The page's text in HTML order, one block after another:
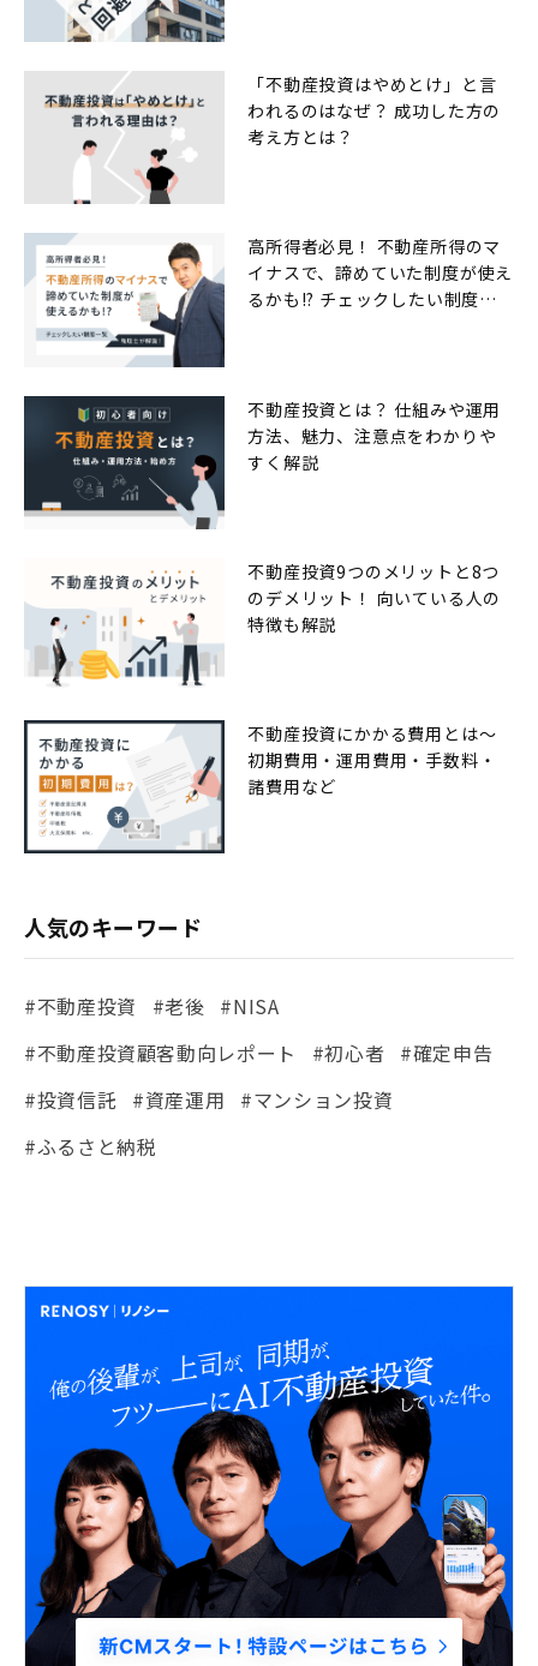
「不動産投資はやめとけ」と言
われるのはなぜ？ 成功した方の
考え方とは？
高所得者必見！ 不動産所得のマ
イナスで、諦めていた制度が使え
るかも!? チェックしたい制度一
不動産投資とは？ 仕組みや運用
方法、魅力、注意点をわかりや
すく解説
不動産投資9つのメリットと8つ
のデメリット！ 向いている人の
特徴も解説
不動産投資にかかる費用とは〜
初期費用・運用費用・手数料・
諸費用など
人気のキーワード
#不動産投資 #老後 #NISA
#不動産投資顧客動向レポート
#初心者
#確定申告
#投資信託
#資産運用
#マンション投資
#ふるさと納税